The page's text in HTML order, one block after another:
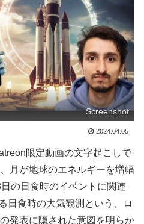
Screenshot
2024.04.05
限定動画の文字起こしで
月が地球のエネルギーを増幅
の日食時のイベントに関連
日食時の大気観測という、ロ
発表に隠された意図を明らか